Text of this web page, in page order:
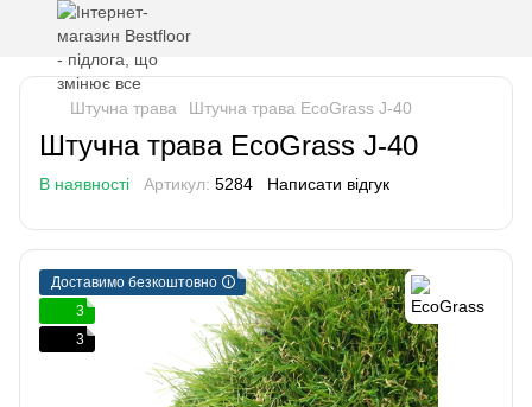
Штучна трава Штучна трава EcoGrass J-40
Штучна трава EcoGrass J-40
В наявності Артикул: 5284 Написати відгук
Доставимо безкоштовно 🛈
3
3